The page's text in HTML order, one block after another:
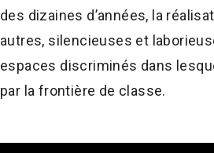
des dizaines d’années, la
autres, silencieuses et
espaces discriminés dans
par la frontière de classe.